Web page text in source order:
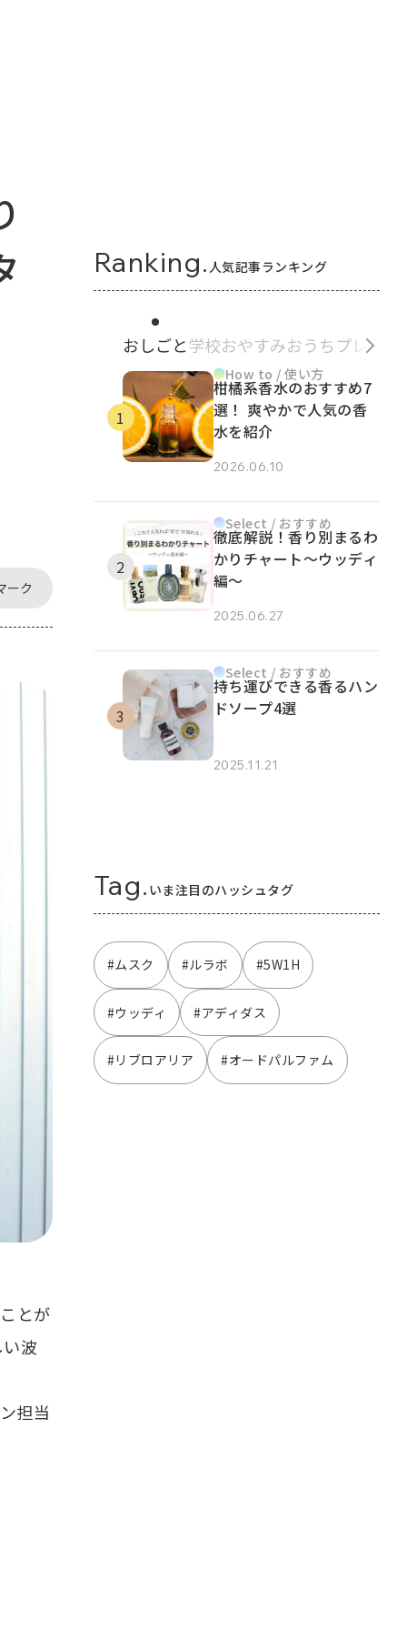
ーク
とが
波
担当
Ranking. 人気記事ランキング
おしごと学校おやすみおうち プレゼン
How to / 使い方
柑橘系香水のおすすめ7
選！ 爽やかで人気の香
水を紹介
2026.06.10
Select / おすすめ
徹底解説！香り別まるわ
かりチャート～ウッディ
編～
2025.06.27
Select / おすすめ
持ち運びできる香るハン
ドソープ4選
2025.11.21
Tag. いま注目のハッシュタグ
#ムスク #ルラボ #5W1H
#ウッディ #アディダス
#リブロアリア #オードパルファム